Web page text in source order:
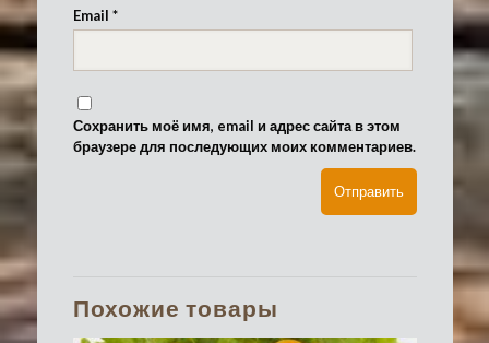
Email *
Сохранить моё имя, email и адрес сайта в этом
браузере для последующих моих комментариев.
Похожие товары